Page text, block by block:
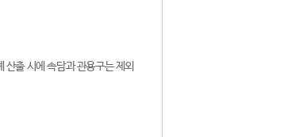
산출 시에 속담과 관용구는 제외